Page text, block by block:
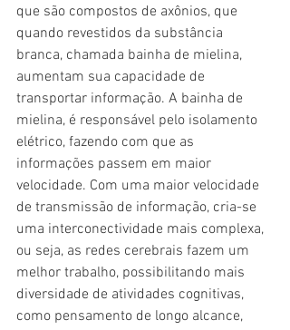
que são compostos de axônios, que
quando revestidos da substância
branca, chamada bainha de mielina,
aumentam sua capacidade de
transportar informação. A bainha de
mielina, é responsável pelo isolamento
elétrico, fazendo com que as
informações passem em maior
velocidade. Com uma maior velocidade
de transmissão de informação, cria-se
uma interconectividade mais complexa,
ou seja, as redes cerebrais fazem um
melhor trabalho, possibilitando mais
diversidade de atividades cognitivas,
como pensamento de longo alcance,